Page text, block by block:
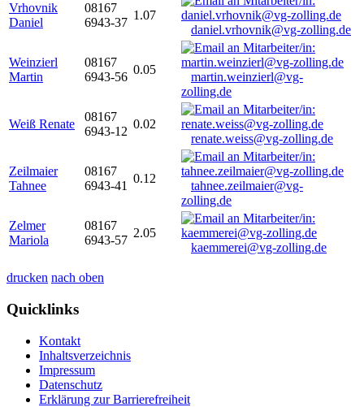
Vrhovnik
Daniel
08167
6943-37
1.07
daniel.vrhovnik@vg-zolling.de
Weinzierl
Martin
08167
6943-56
0.05
martin.weinzierl@vg-
zolling.de
Weiß Renate
08167
6943-12
0.02
renate.weiss@vg-zolling.de
Zeilmaier
Tahnee
08167
6943-41
0.12
tahnee.zeilmaier@vg-
zolling.de
Zelmer
Mariola
08167
6943-57
2.05
kaemmerei@vg-zolling.de
drucken nach oben
Quicklinks
Kontakt
Inhaltsverzeichnis
Impressum
Datenschutz
Erklärung zur Barrierefreiheit